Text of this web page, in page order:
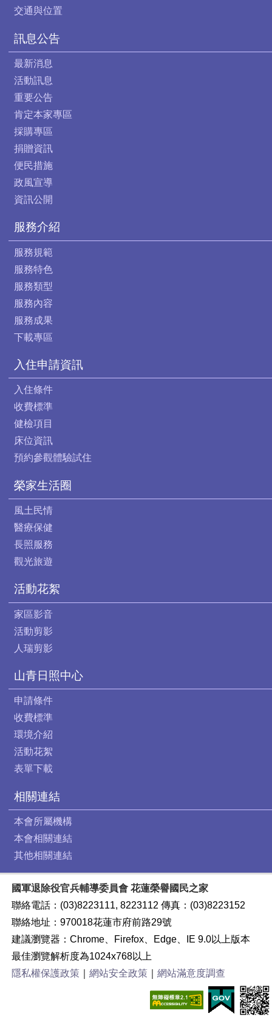
交通與位置
訊息公告
最新消息
活動訊息
重要公告
肯定本家專區
採購專區
捐贈資訊
便民措施
政風宣導
資訊公開
服務介紹
服務規範
服務特色
服務類型
服務內容
服務成果
下載專區
入住申請資訊
入住條件
收費標準
健檢項目
床位資訊
預約參觀體驗試住
榮家生活圈
風土民情
醫療保健
長照服務
觀光旅遊
活動花絮
家區影音
活動剪影
人瑞剪影
山青日照中心
申請條件
收費標準
環境介紹
活動花絮
表單下載
相關連結
本會所屬機構
本會相關連結
其他相關連結
國軍退除役官兵輔導委員會 花蓮榮譽國民之家
聯絡電話：(03)8223111, 8223112 傳真：(03)8223152
聯絡地址：970018花蓮市府前路29號
建議瀏覽器：Chrome、Firefox、Edge、IE 9.0以上版本
最佳瀏覽解析度為1024x768以上
隱私權保護政策｜ 網站安全政策｜ 網站滿意度調查